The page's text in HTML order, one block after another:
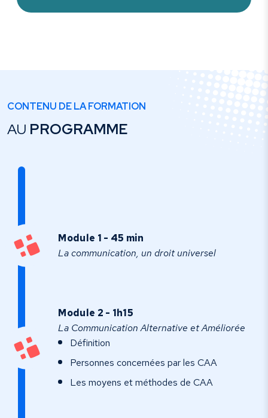
CONTENU DE LA FORMATION
AU PROGRAMME
Module 1 - 45 min
La communication, un droit universel
Module 2 - 1h15
La Communication Alternative et Améliorée
Définition
Personnes concernées par les CAA
Les moyens et méthodes de CAA